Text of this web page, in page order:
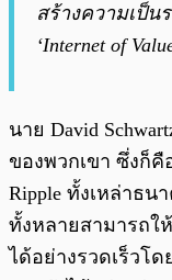
สร้างความเป็น
‘Internet of
นาย David
ของพวกเขา ซึ่งก็คื
Ripple ทั้งเหล่าธ
ทั้งหลายสามารถใ
ได้อย่างรวดเร็วโ